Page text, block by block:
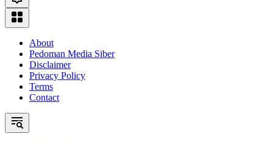
About
Pedoman Media Siber
Disclaimer
Privacy Policy
Terms
Contact